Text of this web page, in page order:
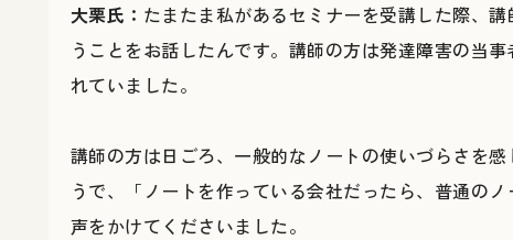
大栗氏： たまたま私があるセミナーを受講した際、
うことをお話したんです。講師の方は発達障害の当
れていました。
講師の方は日ごろ、一般的なノートの使いづらさを
うで、「ノートを作っている会社だったら、普通の
声をかけてくださいました。